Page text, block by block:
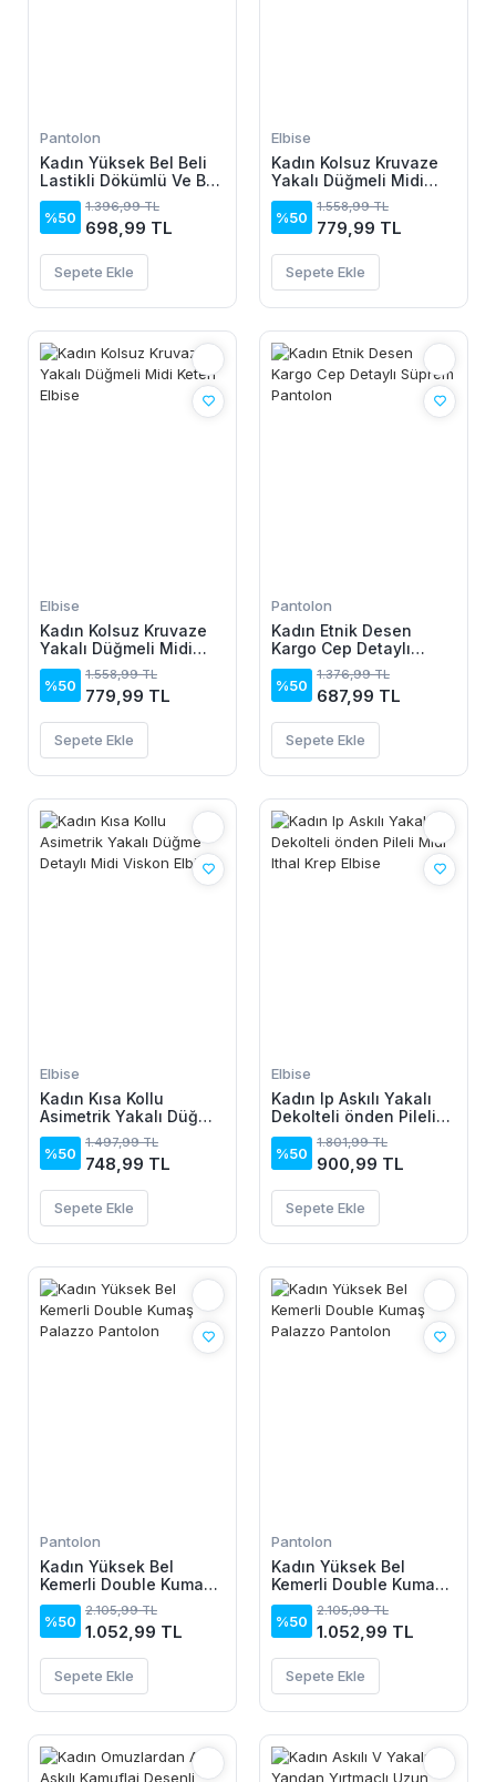
Pantolon
Kadın Yüksek Bel Beli
Lastikli Dökümlü Ve Beli
şeritli Pera Pantolon
%50
1.396,99 TL
698,99 TL
Sepete Ekle
Elbise
Kadın Kolsuz Kruvaze
Yakalı Düğmeli Midi
Keten Elbise
%50
1.558,99 TL
779,99 TL
Sepete Ekle
Elbise
Kadın Kolsuz Kruvaze
Yakalı Düğmeli Midi
Keten Elbise
%50
1.558,99 TL
779,99 TL
Sepete Ekle
Pantolon
Kadın Etnik Desen
Kargo Cep Detaylı
Süprem Pantolon
%50
1.376,99 TL
687,99 TL
Sepete Ekle
Elbise
Kadın Kısa Kollu
Asimetrik Yakalı Düğme
Detaylı Midi Viskon
Elbise
%50
1.497,99 TL
748,99 TL
Sepete Ekle
Elbise
Kadın Ip Askılı Yakalı
Dekolteli önden Pileli
Midi Ithal Krep Elbise
%50
1.801,99 TL
900,99 TL
Sepete Ekle
Pantolon
Kadın Yüksek Bel
Kemerli Double Kumaş
Palazzo Pantolon
%50
2.105,99 TL
1.052,99 TL
Sepete Ekle
Pantolon
Kadın Yüksek Bel
Kemerli Double Kumaş
Palazzo Pantolon
%50
2.105,99 TL
1.052,99 TL
Sepete Ekle